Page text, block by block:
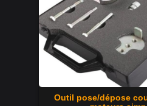
Outil pose/dépose